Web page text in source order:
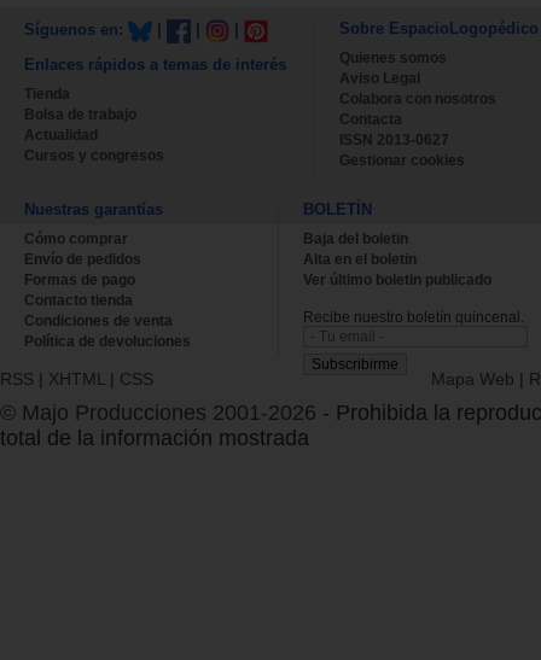
Síguenos en:
Enlaces rápidos a temas de interés
Tienda
Bolsa de trabajo
Actualidad
Cursos y congresos
Sobre EspacioLogopédico
Quienes somos
Aviso Legal
Colabora con nosotros
Contacta
ISSN 2013-0627
Gestionar cookies
Nuestras garantías
Cómo comprar
Envío de pedidos
Formas de pago
Contacto tienda
Condiciones de venta
Política de devoluciones
BOLETÍN
Baja del boletin
Alta en el boletin
Ver último boletin publicado
Recibe nuestro boletín quincenal.
RSS | XHTML | CSS Mapa Web |
© Majo Producciones 2001-2026 - Prohibida la
total de la información mostrada